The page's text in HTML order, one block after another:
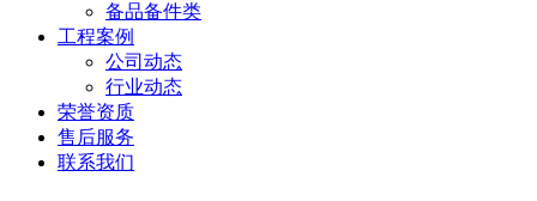
备品备件类
工程案例
公司动态
行业动态
荣誉资质
售后服务
联系我们